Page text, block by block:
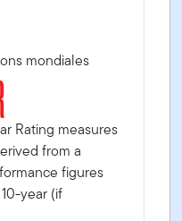
mondiales
Rating measures
from a
figures
year (if